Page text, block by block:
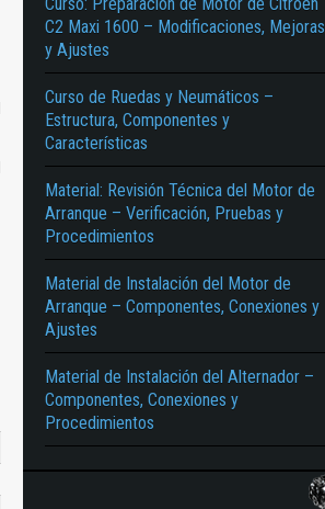
C2 Maxi 1600 – Modificaciones, Mejoras
y Ajustes
Curso de Ruedas y Neumáticos –
Estructura, Componentes y
Características
Material: Revisión Técnica del Motor de
Arranque – Verificación, Pruebas y
Procedimientos
Material de Instalación del Motor de
Arranque – Componentes, Conexiones y
Ajustes
Material de Instalación del Alternador –
Componentes, Conexiones y
Procedimientos